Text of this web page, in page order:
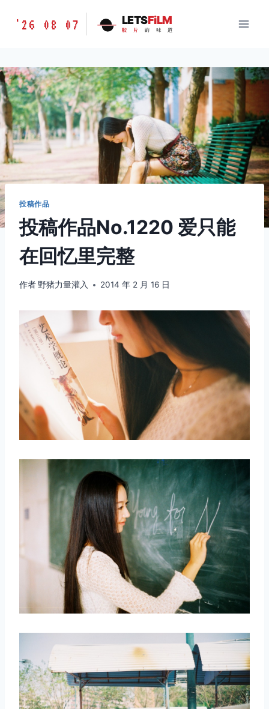
胶
味
道
LETSFILM
'26 08 07 LETSFiLM
胶 片 的 味 道
投稿作品
投稿作品No.1220 爱只能
在回忆里完整
作者 野猪力量灌入 2014 年 2 月 16 日